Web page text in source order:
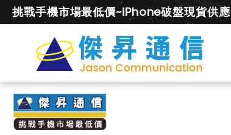
挑戰手機市場最低價~iPhone破盤現貨供應